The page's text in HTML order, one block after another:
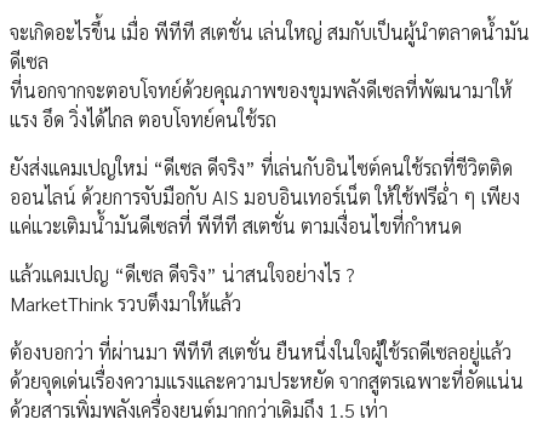
จะเกิดอะไรขึ้น เมื่อ พีทีที สเตชั่น เล่นใหญ่ สมกับเป็นผู้นำตลาดน้ำมัน
ดีเซล
ที่นอกจากจะตอบโจทย์ด้วยคุณภาพของขุมพลังดีเซลที่พัฒนามาให้
แรง อึด วิ่งได้ไกล ตอบโจทย์คนใช้รถ
ยังส่งแคมเปญใหม่ “ดีเซล ดีจริง” ที่เล่นกับอินไซต์คนใช้รถที่ชีวิตติด
ออนไลน์ ด้วยการจับมือกับ AIS มอบอินเทอร์เน็ต ให้ใช้ฟรีฉ่ำ ๆ เพียง
แค่แวะเติมน้ำมันดีเซลที่ พีทีที สเตชั่น ตามเงื่อนไขที่กำหนด
แล้วแคมเปญ “ดีเซล ดีจริง” น่าสนใจอย่างไร ?
MarketThink รวบตึงมาให้แล้ว
ต้องบอกว่า ที่ผ่านมา พีทีที สเตชั่น ยืนหนึ่งในใจผู้ใช้รถดีเซลอยู่แล้ว
ด้วยจุดเด่นเรื่องความแรงและความประหยัด จากสูตรเฉพาะที่อัดแน่น
ด้วยสารเพิ่มพลังเครื่องยนต์มากกว่าเดิมถึง 1.5 เท่า